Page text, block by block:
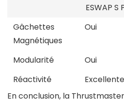
ESWAP S
Gâchettes
Magnétiques
Oui
Modularité Oui
Réactivité
Excellente
En conclusion, la Thrustmaster